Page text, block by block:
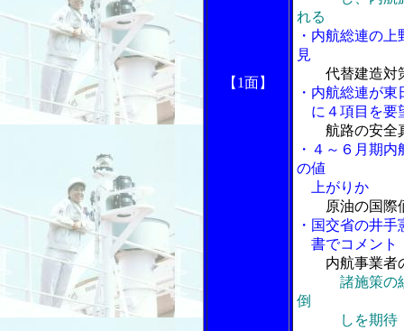
【1面】
れる
・内航総連の
見
代替建造対
・内航総連が
に４項目を要
航路の安全
・４～６月期
の値
上がりか
原油の国際
・国交省の井
書でコメント
内航事業者
諸施策の
倒
しを期待